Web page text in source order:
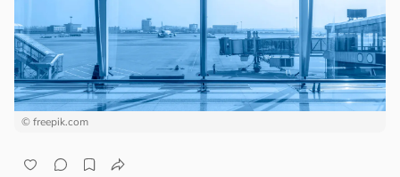
© freepik.com